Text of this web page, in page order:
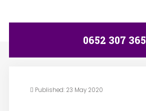
0652 307 365
Published: 23 May 2020